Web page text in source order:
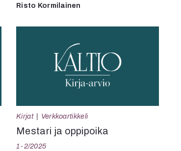
Risto Kormilainen
Kirjat Verkkoartikkeli
Mestari ja oppipoika
1-2/2025